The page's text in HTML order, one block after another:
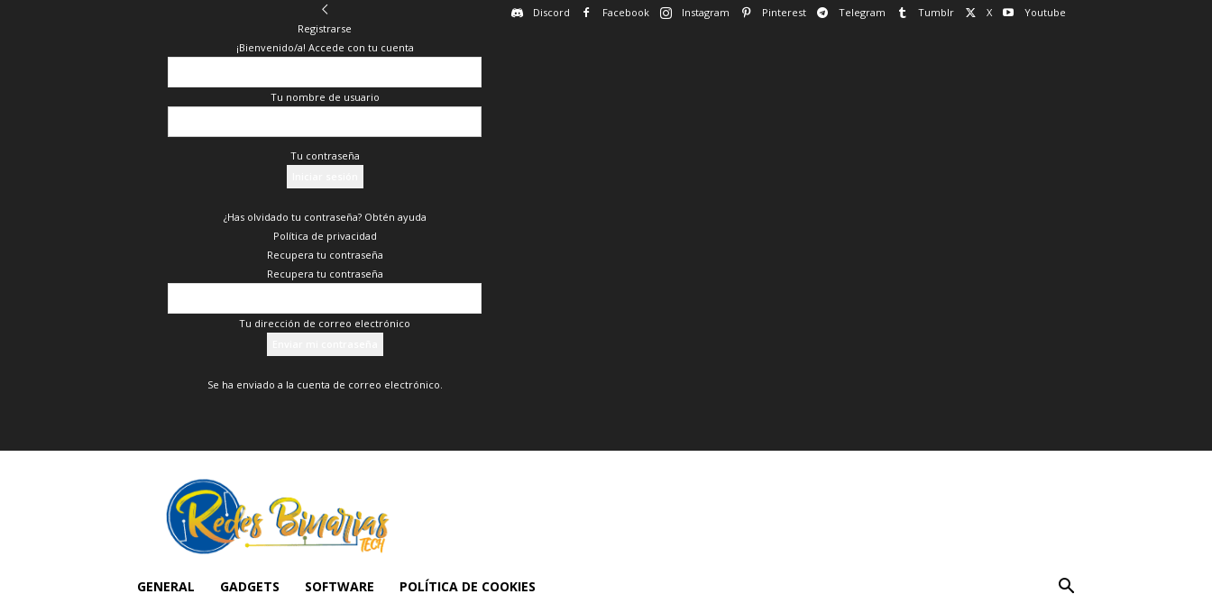
Discord Facebook Instagram Pinterest Telegram Tumblr X
Youtube
Registrarse
¡Bienvenido/a! Accede con tu cuenta
Tu nombre de usuario
Tu contraseña
¿Has olvidado tu contraseña? Obtén ayuda
Política de privacidad
Recupera tu contraseña
Recupera tu contraseña
Tu dirección de correo electrónico
Se ha enviado a la cuenta de correo electrónico.
Binarias
Tech
GENERAL GADGETS SOFTWARE POLÍTICA DE COOKIES